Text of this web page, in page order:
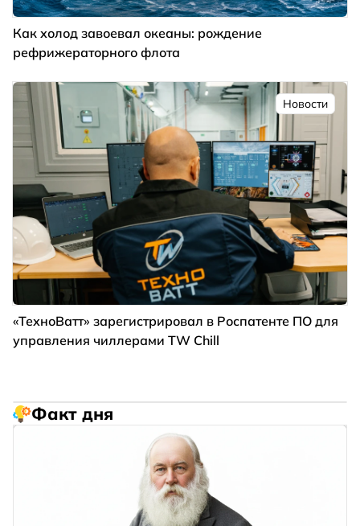
Как холод завоевал океаны: рождение
рефрижераторного флота
Новости
«ТехноВатт» зарегистрировал в Роспатенте ПО для
управления чиллерами TW Chill
Факт дня